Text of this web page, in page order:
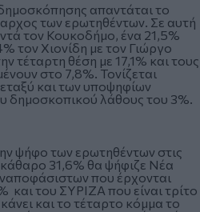
απαντάται το
των ερωτηθέντων. Σε αυτή
τον Κουκοδήμο, ένα 21,5%
τον Χιονίδη με τον Γιώργο
τέταρτη θέση με 17,1% και τους
στο 7,8%. Τονίζεται
και των υποψηφίων
δημοσκοπικού λάθους του 3%.
ψήφο των ερωτηθέντων στις
31,6% θα ψήφιζε Νέα
που έρχονται
και του ΣΥΡΙΖΑ που είναι τρίτο
και το τέταρτο κόμμα το